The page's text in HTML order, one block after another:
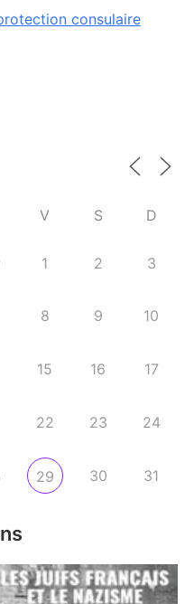
consulaire
V S D
1 2 3
8 9 10
15 16 17
22 23 24
29 30 31